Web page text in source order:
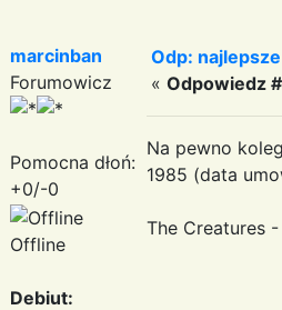
marcinban
Forumowicz
Pomocna dłoń:
+0/-0
Offline
Debiut:
Odp:
« Odpowiedz
Na pewno
1985 (data
The Creatures